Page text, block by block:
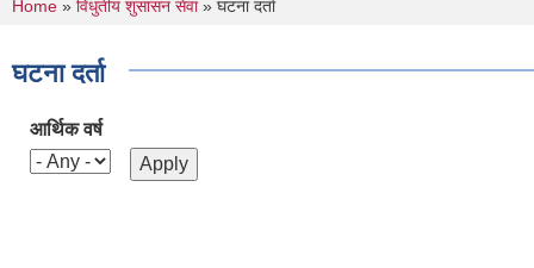
You are here
Home » विधुतीय शुसासन सेवा» घटना दर्ता
घटना दर्ता
आर्थिक वर्ष